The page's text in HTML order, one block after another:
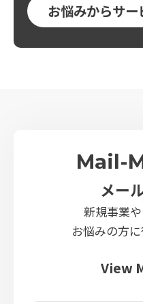
お悩みからサ
Mail-
メー
新規事業
お悩みの方
View